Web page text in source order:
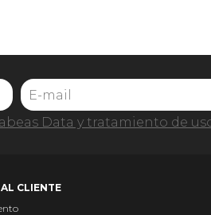
Data y tratamiento de
CLIENTE